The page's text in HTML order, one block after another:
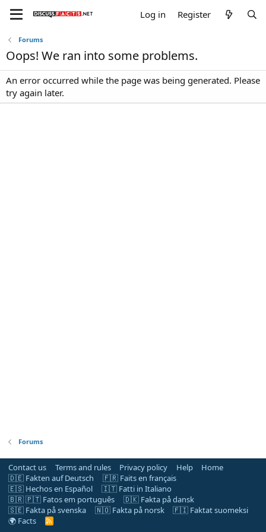
Log in Register
Forums
Oops! We ran into some problems.
An error occurred while the page was being generated. Please
try again later.
Forums
Contact us Terms and rules Privacy policy Help
Home
🇩🇪 Fakten auf Deutsch
🇫🇷 Faits en français
🇪🇸 Hechos en Español
🇮🇹 Fatti in Italiano
🇧🇷 🇵🇹 Fatos em português
🇩🇰 Fakta på dansk
🇸🇪 Fakta på svenska
🇳🇴 Fakta på norsk
🇫🇮 Faktat suomeksi
🌍 Facts
R